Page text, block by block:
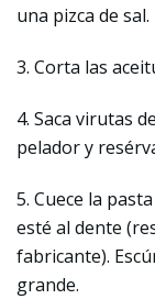
una pizca de sal.
3. Corta las
4. Saca virutas
pelador y
5. Cuece la
esté al dente
fabricante).
grande.